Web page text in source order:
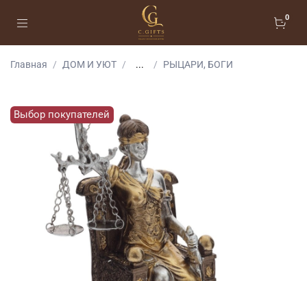
0
Главная ДОМ И УЮТ ... РЫЦАРИ, БОГИ
Выбор покупателей